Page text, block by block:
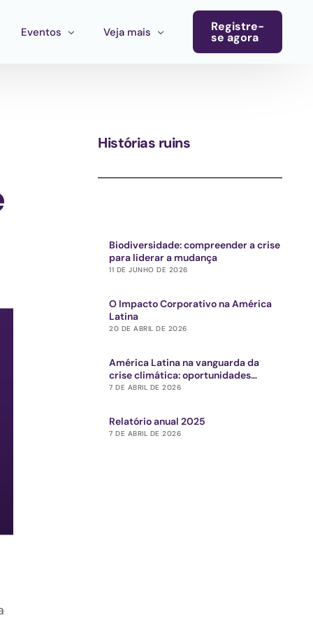
Eventos Veja mais Registre-
se agora
Histórias ruins
Biodiversidade: compreender a crise
para liderar a mudança
11 DE JUNHO DE 2026
O Impacto Corporativo na América
Latina
20 DE ABRIL DE 2026
América Latina na vanguarda da
crise climática: oportunidades
estratégicas para o ecossistema de
7 DE ABRIL DE 2026
Relatório anual 2025
7 DE ABRIL DE 2026